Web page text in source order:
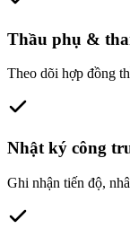
Thầu phụ &
Theo dõi hợp đồng
Nhật ký công
Ghi nhận tiến độ,